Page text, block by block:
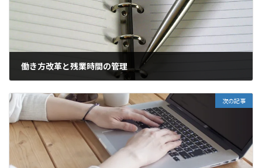
働き方改革と残業時間の管理
次の記事